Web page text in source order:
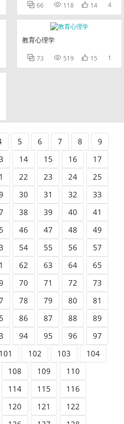
 66  118  14 4
教育心理学
 73  519  15 1
5 6 7 8
9
14 15 16
17
22 23 24
25
30 31 32
33
38 39 40
41
46 47 48
49
54 55 56
57
62 63 64
65
70 71 72
73
78 79 80
81
86 87 88
89
94 95 96
97
101 102 103
104
108 109
110
114 115
116
120 121
122